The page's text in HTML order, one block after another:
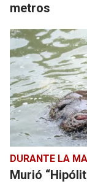
metros
DURANTE LA
Murió